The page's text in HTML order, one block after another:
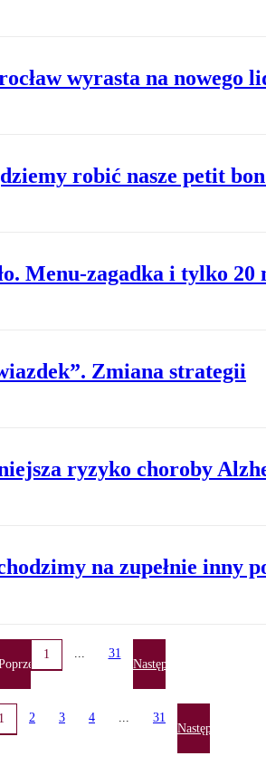
wyrasta na nowego
robić nasze petit
Menu-zagadka i tylko 20
Zmiana strategii
ryzyko choroby
na zupełnie inny
1 ... 31
Następna
1 2 3 4 ... 31
Następna